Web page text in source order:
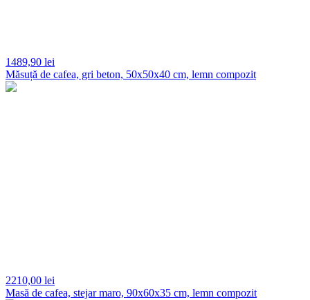
1489,90 lei
Măsuță de cafea, gri beton, 50x50x40 cm, lemn compozit
2210,00 lei
Masă de cafea, stejar maro, 90x60x35 cm, lemn compozit